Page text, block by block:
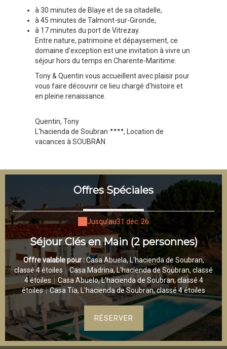
à 30 minutes de Blaye et de sa citadelle,
à 45 minutes de Talmont-sur-Gironde,
à 17 minutes du port de Vitrezay.
Entre nature, patrimoine et dépaysement, ce
domaine d'exception est une invitation à vivre un
séjour hors du temps en Charente-Maritime.
Tony & Quentin vous accueillent avec plaisir pour
vous faire découvrir ce lieu chargé d'histoire et
en pleine renaissance.
Quentin, Tony
L'hacienda de Soubran
, Location de
vacances à SOUBRAN
Offres Spéciales
Jusqu'au31 déc. 26
Séjour Clés en Main (2 personnes)
Offre valable pour :Casa Abuela, L'hacienda de Soubran,
classé 4 étoiles | Casa Madrina, L'hacienda de Soubran, classé
4 étoiles
Casa Abuelo, L'hacienda de Soubran, classé 4
étoiles | Casa Tía, L'hacienda de Soubran, classé 4 étoiles
RÉSERVER